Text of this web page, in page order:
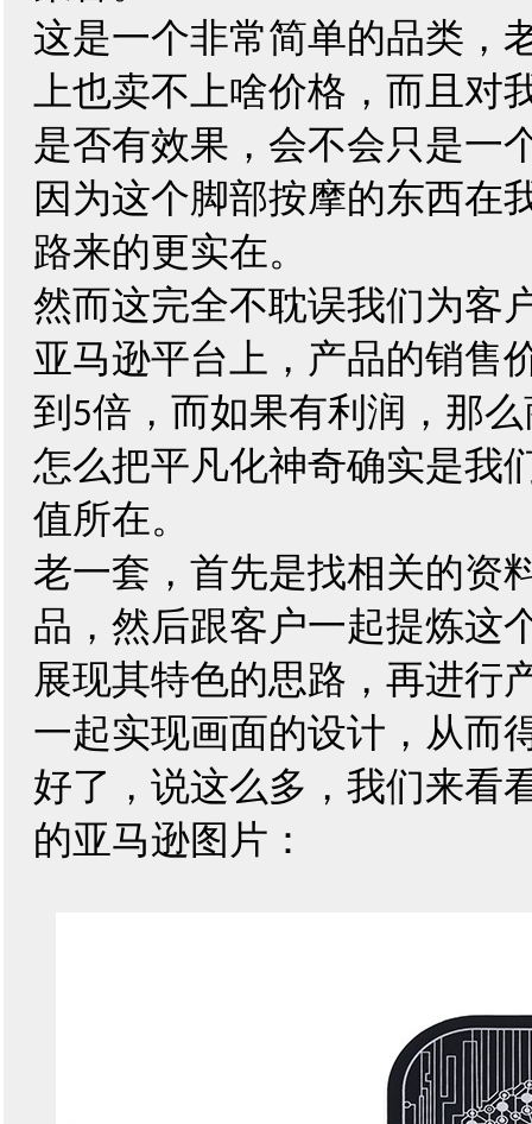
这是一个非常简单的品类，
上也卖不上啥价格，而且
是否有效果，会不会只是一
因为这个脚部按摩的东西在
路来的更实在。
然而这完全不耽误我们为客
亚马逊平台上，产品的销售
到 5倍，而如果有利润，那
怎么把平凡化神奇确实是我
值所在。
老一套，首先是找相关的资
品，然后跟客户一起提炼这
展现其特色的思路，再进行
一起实现画面的设计，从而
好了，说这么多，我们来看
的亚马逊图片 ：